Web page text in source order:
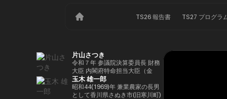
TS26 報告書 TS27 プログラ
片山さつき
令和７年 参議院決算委員長 財務
大臣 内閣府特命担当大臣（金
融） 租税特別措置・補助金見直
し担当 （高市内閣）
玉木 雄一郎
昭和44(1969)年 兼業農家の長男
として香川県さぬき市(旧寒川町)